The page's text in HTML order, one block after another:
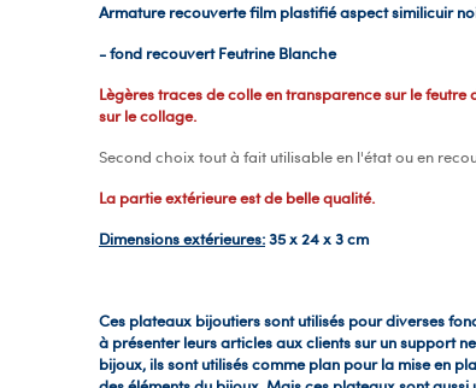
Armature recouverte film plastifié aspect similicuir
- fond recouvert Feutrine Blanche
Lègères traces de colle en transparence sur le
sur le collage.
Second choix tout à fait utilisable en l'état ou en
La partie extérieure est de belle qualité.
Dimensions extérieures:35 x 24 x 3 cm
Ces plateaux bijoutiers sont utilisés pour diverses
à présenter leurs articles aux clients sur un support
bijoux, ils sont utilisés comme plan pour la mise en